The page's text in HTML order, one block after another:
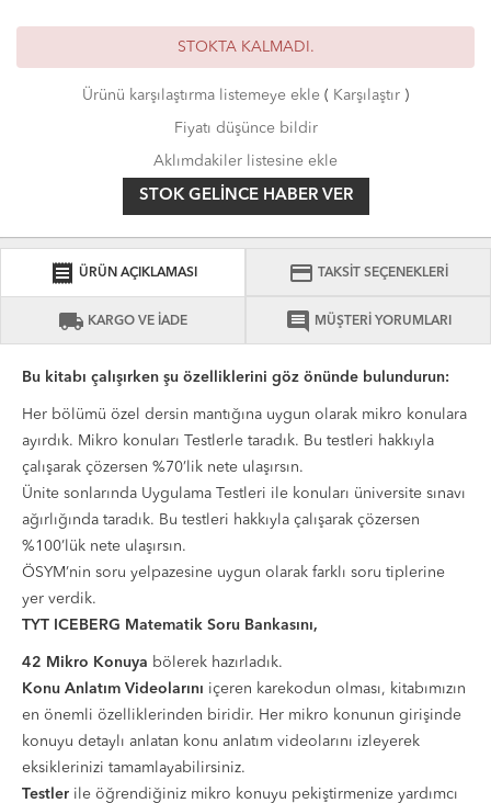
STOKTA KALMADI.
Ürünü karşılaştırma listemeye ekle ( Karşılaştır )
Fiyatı düşünce bildir
Aklımdakiler listesine ekle
STOK GELINCE HABER VER
receipt ÜRÜN AÇIKLAMASI credit_card TAKSİT SEÇENEKLERİ
local_shipping KARGO VE İADE comment MÜŞTERİ YORUMLARI
Bu kitabı çalışırken şu özelliklerini göz önünde bulundurun:
Her bölümü özel dersin mantığına uygun olarak mikro konulara
ayırdık. Mikro konuları Testlerle taradık. Bu testleri hakkıyla
çalışarak çözersen %70’lik nete ulaşırsın.
Ünite sonlarında Uygulama Testleri ile konuları üniversite sınavı
ağırlığında taradık. Bu testleri hakkıyla çalışarak çözersen
%100’lük nete ulaşırsın.
ÖSYM’nin soru yelpazesine uygun olarak farklı soru tiplerine
yer verdik.
TYT ICEBERG Matematik Soru Bankasını,
42 Mikro Konuya bölerek hazırladık.
Konu Anlatım Videolarını içeren karekodun olması, kitabımızın
en önemli özelliklerinden biridir. Her mikro konunun girişinde
konuyu detaylı anlatan konu anlatım videolarını izleyerek
eksiklerinizi tamamlayabilirsiniz.
Testler ile öğrendiğiniz mikro konuyu pekiştirmenize yardımcı